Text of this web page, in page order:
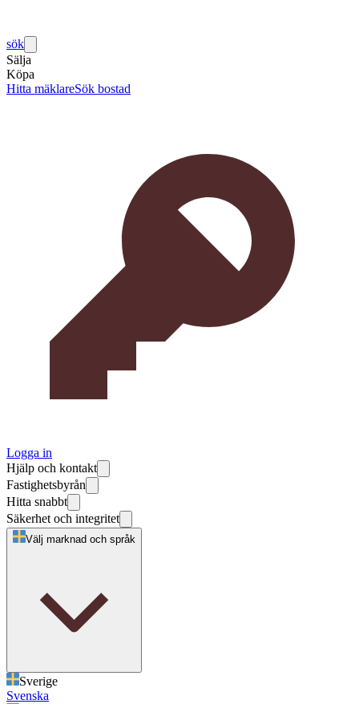
sök
Sälja
Köpa
Hitta mäklareSök bostad
Logga in
Hjälp och kontakt
Fastighetsbyrån
Hitta snabbt
Säkerhet och integritet
Välj marknad och språk
Sverige
Svenska